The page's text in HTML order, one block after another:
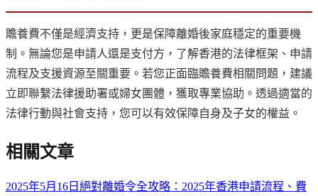
贍養費不僅是經濟支持，更是保障離婚後家庭穩定的重要機
制。無論您是申請人還是支付方，了解香港的法律框架、申請
流程及支援資源至關重要。若您正面臨贍養費相關問題，建議
立即聯繫法律援助署或婦女團體，獲取專業協助。透過適當的
法律行動與社會支持，您可以有效保障自身及子女的權益。
相關文章
2025年5月16日 絕對離婚令全攻略：2025年香港申請流程、費